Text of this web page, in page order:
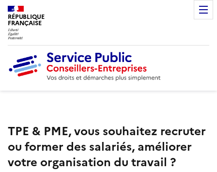
RÉPUBLIQUE
FRANÇAISE
TPE & PME, vous souhaitez recruter
ou former des salariés, améliorer
votre organisation du travail ?